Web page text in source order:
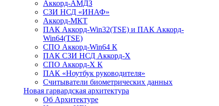
Аккорд-АМДЗ
СЗИ НСД «ИНАФ»
Аккорд-МКТ
ПАК Аккорд-Win32(TSE) и ПАК Аккорд-
Win64(TSE)
СПО Аккорд-Win64 К
ПАК СЗИ НСД Аккорд-X
СПО Аккорд-X К
ПАК «Ноутбук руководителя»
Cчитыватели биометрических данных
Новая гарвардская архитектура
Об Архитектуре